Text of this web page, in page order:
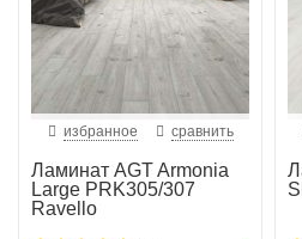
избранное сравнить
Ламинат AGT Armonia
Large PRK305/307
Ravello